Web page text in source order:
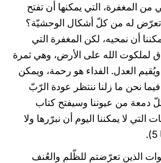
من المغفرة، التي يمكنها أن تفتح
تعرّض له من كلّ أشكال الوحشيّة؟
أن نمحيه، لكن المغفرة التي
لملكوت الله على الأرض، وهي ثمرة
العدل. الفداء هو رحمة، ويمكن
نحن ما زلنا ننتظر عودة الرّبّ
من عيوننا وسيفتح كتاب
التي لا يمكننا اليوم أن نبرّرها ولا
الذين تعرّضتم للظّلم والعُنف